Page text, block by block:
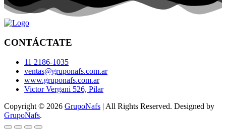
CONTÁCTATE
11 2186-1035
ventas@gruponafs.com.ar
www.gruponafs.com.ar
Victor Vergani 526, Pilar
Copyright © 2026 GrupoNafs | All Rights Reserved. Designed by
GrupoNafs.